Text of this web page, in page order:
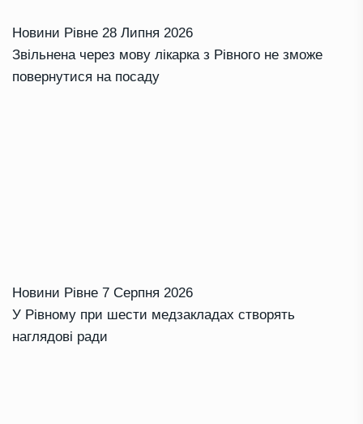
Новини Рівне 28 Липня 2026
Звільнена через мову лікарка з Рівного не зможе
повернутися на посаду
Новини Рівне 7 Серпня 2026
У Рівному при шести медзакладах створять
наглядові ради